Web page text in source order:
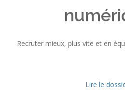
Recruter mieux, plus vite et en
Lire le